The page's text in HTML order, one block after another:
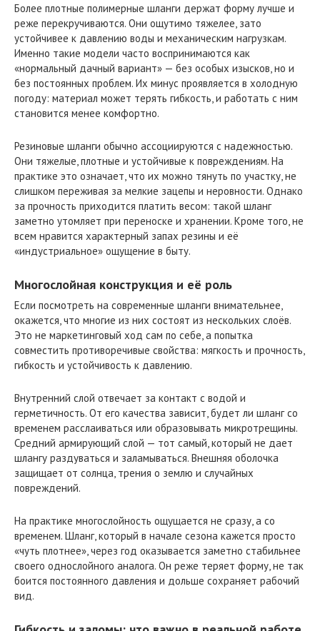
Более плотные полимерные шланги держат форму лучше и
реже перекручиваются. Они ощутимо тяжелее, зато
устойчивее к давлению воды и механическим нагрузкам.
Именно такие модели часто воспринимаются как
«нормальный дачный вариант» — без особых изысков, но и
без постоянных проблем. Их минус проявляется в холодную
погоду: материал может терять гибкость, и работать с ним
становится менее комфортно.
Резиновые шланги обычно ассоциируются с надежностью.
Они тяжелые, плотные и устойчивые к повреждениям. На
практике это означает, что их можно тянуть по участку, не
слишком переживая за мелкие зацепы и неровности. Однако
за прочность приходится платить весом: такой шланг
заметно утомляет при переноске и хранении. Кроме того, не
всем нравится характерный запах резины и её
«индустриальное» ощущение в быту.
Многослойная конструкция и её роль
Если посмотреть на современные шланги внимательнее,
окажется, что многие из них состоят из нескольких слоёв.
Это не маркетинговый ход сам по себе, а попытка
совместить противоречивые свойства: мягкость и прочность,
гибкость и устойчивость к давлению.
Внутренний слой отвечает за контакт с водой и
герметичность. От его качества зависит, будет ли шланг со
временем расслаиваться или образовывать микротрещины.
Средний армирующий слой — тот самый, который не дает
шлангу раздуваться и заламываться. Внешняя оболочка
защищает от солнца, трения о землю и случайных
повреждений.
На практике многослойность ощущается не сразу, а со
временем. Шланг, который в начале сезона кажется просто
«чуть плотнее», через год оказывается заметно стабильнее
своего однослойного аналога. Он реже теряет форму, не так
боится постоянного давления и дольше сохраняет рабочий
вид.